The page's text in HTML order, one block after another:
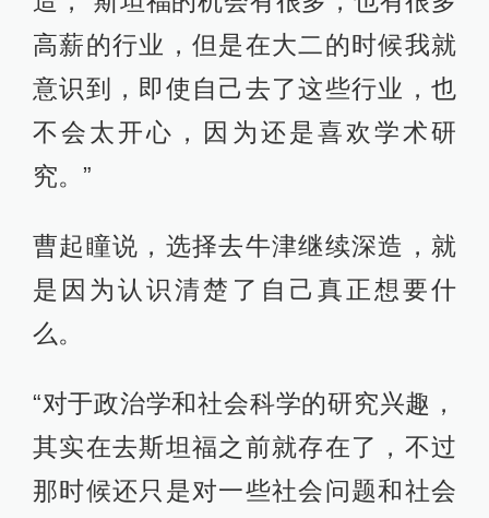
高薪的行业，但是在大二的时候我就
意识到，即使自己去了这些行业，也
不会太开心，因为还是喜欢学术研
究。”
曹起瞳说，选择去牛津继续深造，就
是因为认识清楚了自己真正想要什
么。
“对于政治学和社会科学的研究兴趣，
其实在去斯坦福之前就存在了，不过
那时候还只是对一些社会问题和社会